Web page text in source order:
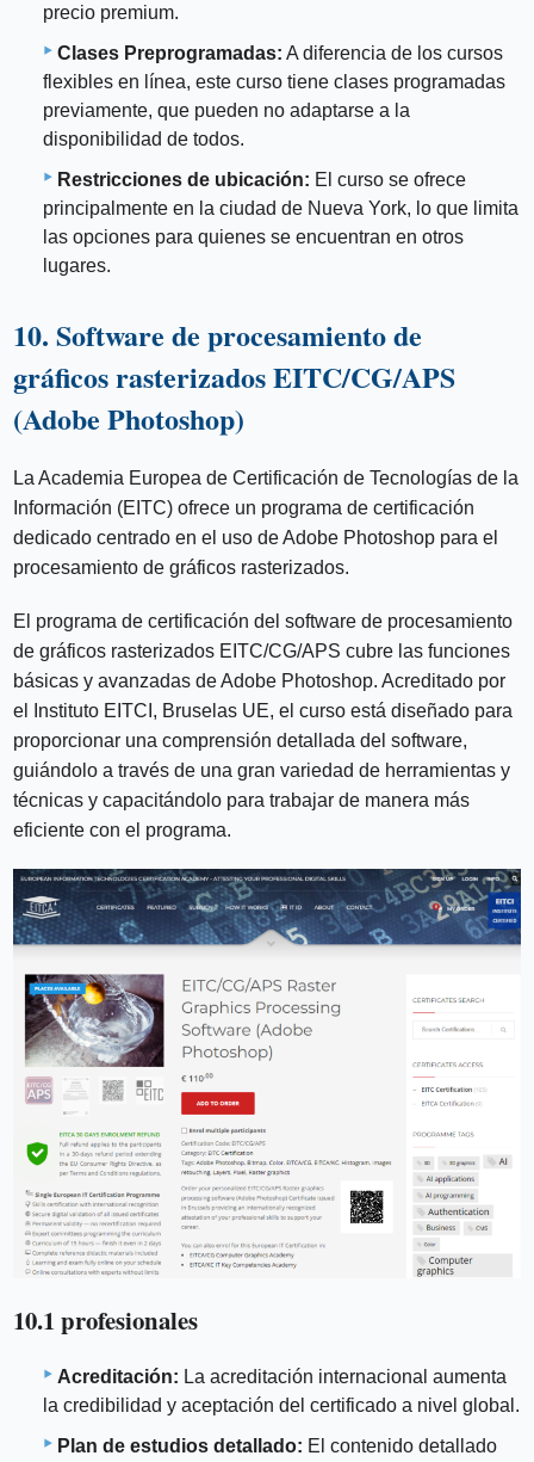
precio premium.
Clases Preprogramadas: A diferencia de los cursos
flexibles en línea, este curso tiene clases programadas
previamente, que pueden no adaptarse a la
disponibilidad de todos.
Restricciones de ubicación: El curso se ofrece
principalmente en la ciudad de Nueva York, lo que limita
las opciones para quienes se encuentran en otros
lugares.
10. Software de procesamiento de
gráficos rasterizados EITC/CG/APS
(Adobe Photoshop)
La Academia Europea de Certificación de Tecnologías de la
Información (EITC) ofrece un programa de certificación
dedicado centrado en el uso de Adobe Photoshop para el
procesamiento de gráficos rasterizados.
El programa de certificación del software de procesamiento
de gráficos rasterizados EITC/CG/APS cubre las funciones
básicas y avanzadas de Adobe Photoshop. Acreditado por
el Instituto EITCI, Bruselas UE, el curso está diseñado para
proporcionar una comprensión detallada del software,
guiándolo a través de una gran variedad de herramientas y
técnicas y capacitándolo para trabajar de manera más
eficiente con el programa.
10.1 profesionales
Acreditación: La acreditación internacional aumenta
la credibilidad y aceptación del certificado a nivel global.
Plan de estudios detallado: El contenido detallado